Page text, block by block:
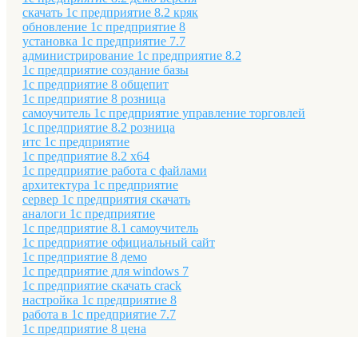
скачать 1с предприятие 8.2 кряк
обновление 1с предприятие 8
установка 1с предприятие 7.7
администрирование 1с предприятие 8.2
1с предприятие создание базы
1с предприятие 8 общепит
1с предприятие 8 розница
самоучитель 1с предприятие управление торговлей
1с предприятие 8.2 розница
итс 1с предприятие
1с предприятие 8.2 x64
1с предприятие работа с файлами
архитектура 1с предприятие
сервер 1с предприятия скачать
аналоги 1с предприятие
1с предприятие 8.1 самоучитель
1с предприятие официальный сайт
1с предприятие 8 демо
1с предприятие для windows 7
1с предприятие скачать crack
настройка 1с предприятие 8
работа в 1с предприятие 7.7
1с предприятие 8 цена